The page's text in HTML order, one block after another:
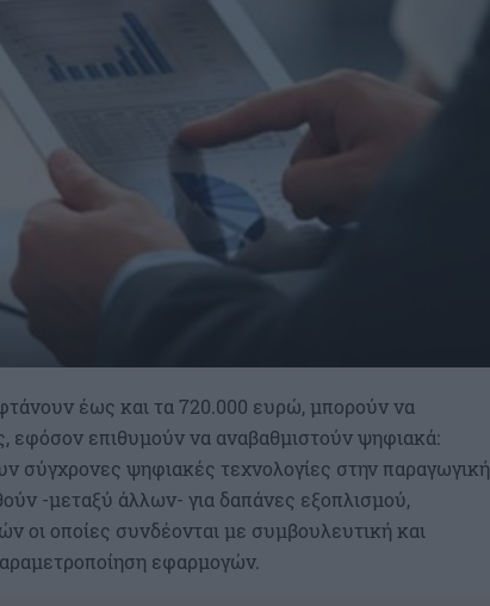
έως και τα 720.000 ευρώ, μπορούν να
εφόσον επιθυμούν να αναβαθμιστούν ψηφιακά:
σύγχρονες ψηφιακές τεχνολογίες στην παραγωγική
-μεταξύ άλλων- για δαπάνες εξοπλισμού,
οι οποίες συνδέονται με συμβουλευτική και
εφαρμογών.